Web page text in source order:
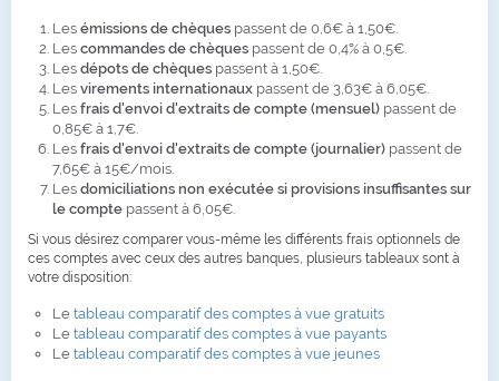
Les émissions de chèques passent de 0,6€ à 1,50€.
Les commandes de chèques passent de 0,4% à 0,5€.
Les dépots de chèques passent à 1,50€.
Les virements internationaux passent de 3,63€ à 6,05€.
Les frais d'envoi d'extraits de compte (mensuel) passent de
0,85€ à 1,7€.
Les frais d'envoi d'extraits de compte (journalier) passent de
7,65€ à 15€/mois.
Les domiciliations non exécutée si provisions insuffisantes sur
le compte passent à 6,05€.
Si vous désirez comparer vous-même les différents frais optionnels de
ces comptes avec ceux des autres banques, plusieurs tableaux sont à
votre disposition:
Le tableau comparatif des comptes à vue gratuits
Le tableau comparatif des comptes à vue payants
Le tableau comparatif des comptes à vue jeunes